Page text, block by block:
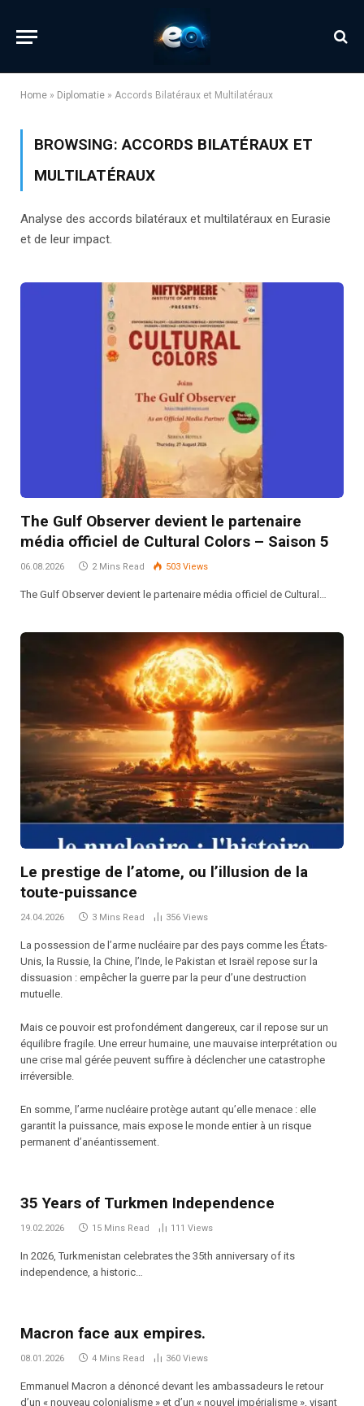
Home » Diplomatie » Accords Bilatéraux et Multilatéraux
BROWSING:ACCORDS BILATÉRAUX ET
MULTILATÉRAUX
Analyse des accords bilatéraux et multilatéraux en Eurasie
et de leur impact.
The Gulf Observer devient le partenaire
média officiel de Cultural Colors – Saison 5
06.08.2026 2 Mins Read 503 Views
The Gulf Observer devient le partenaire média officiel de Cultural…
Le prestige de l’atome, ou l’illusion de la
toute-puissance
24.04.2026 3 Mins Read 356 Views
La possession de l’arme nucléaire par des pays comme les États-
Unis, la Russie, la Chine, l’Inde, le Pakistan et Israël repose sur la
dissuasion : empêcher la guerre par la peur d’une destruction
mutuelle.
Mais ce pouvoir est profondément dangereux, car il repose sur un
équilibre fragile. Une erreur humaine, une mauvaise interprétation ou
une crise mal gérée peuvent suffire à déclencher une catastrophe
irréversible.
En somme, l’arme nucléaire protège autant qu’elle menace : elle
garantit la puissance, mais expose le monde entier à un risque
permanent d’anéantissement.
35 Years of Turkmen Independence
19.02.2026 15 Mins Read 111 Views
In 2026, Turkmenistan celebrates the 35th anniversary of its
independence, a historic…
Macron face aux empires.
08.01.2026 4 Mins Read 360 Views
Emmanuel Macron a dénoncé devant les ambassadeurs le retour
d’un « nouveau colonialisme » et d’un « nouvel impérialisme », visant